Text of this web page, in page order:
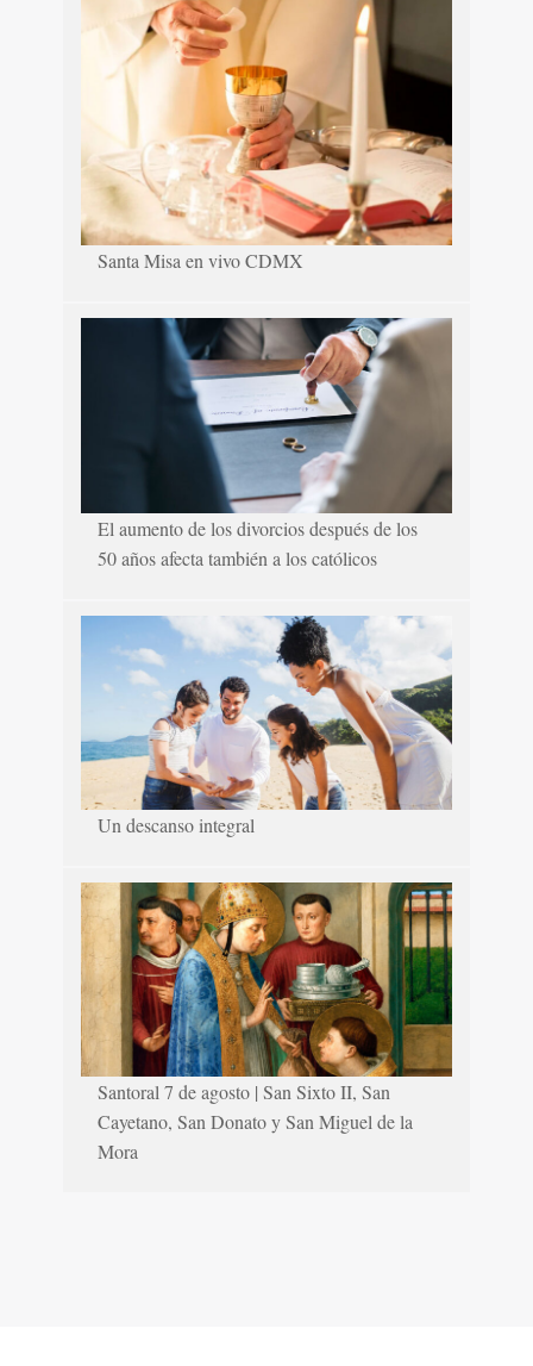
Santa Misa en vivo CDMX
El aumento de los divorcios después de los
50 años afecta también a los católicos
Un descanso integral
Santoral 7 de agosto | San Sixto II, San
Cayetano, San Donato y San Miguel de la
Mora